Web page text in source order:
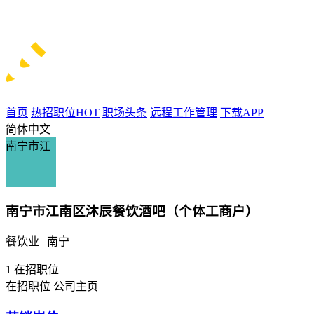
首页 热招职位HOT 职场头条 远程工作管理 下载APP
简体中文
南宁市江
南宁市江南区沐辰餐饮酒吧（个体工商户）
餐饮业 | 南宁
1 在招职位
在招职位 公司主页